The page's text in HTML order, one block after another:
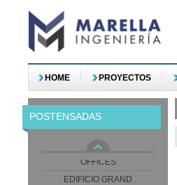
HOME PROYECTOS
POSTENSADAS
ED. LAS AMERICAS
OFFICES
EDIFICIO GRAND